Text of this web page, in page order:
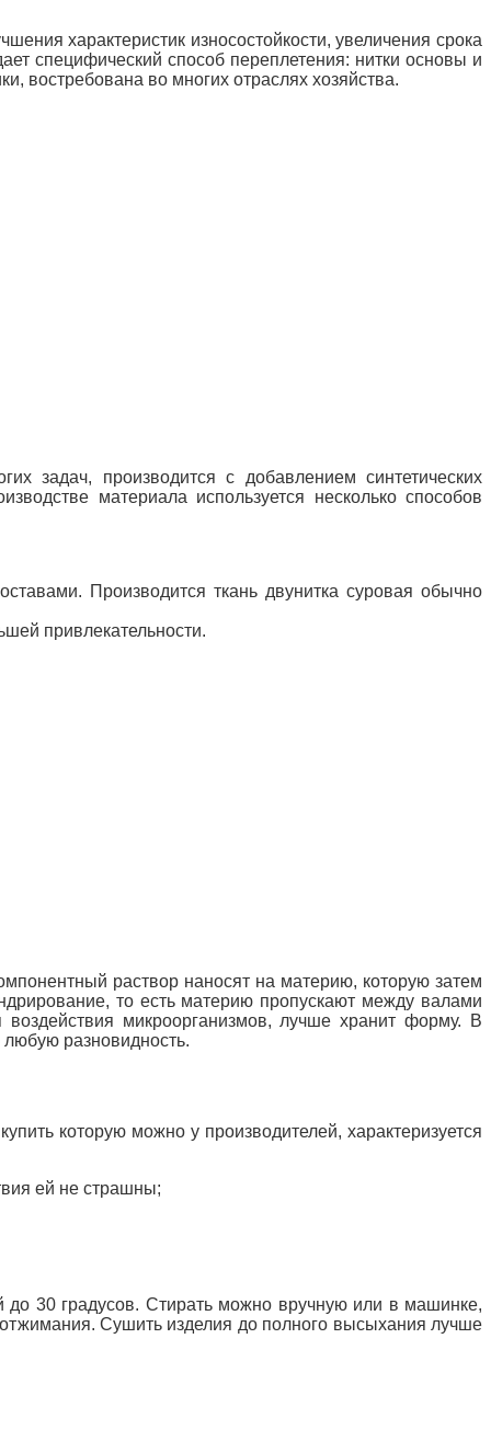
характеристик износостойкости, увеличения срока
специфический способ переплетения: нитки основы и
востребована во многих отраслях хозяйства.
задач, производится с добавлением синтетических
материала используется несколько способов
Производится ткань двунитка суровая обычно
привлекательности.
раствор наносят на материю, которую затем
то есть материю пропускают между валами
микроорганизмов, лучше хранит форму. В
любую разновидность.
которую можно у производителей, характеризуется
ей не страшны;
до 30 градусов. Стирать можно вручную или в машинке,
Сушить изделия до полного высыхания лучше